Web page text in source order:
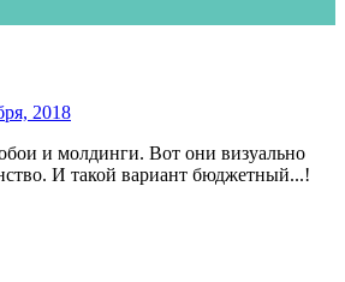
2018
и молдинги. Вот они визуально
И такой вариант бюджетный...!